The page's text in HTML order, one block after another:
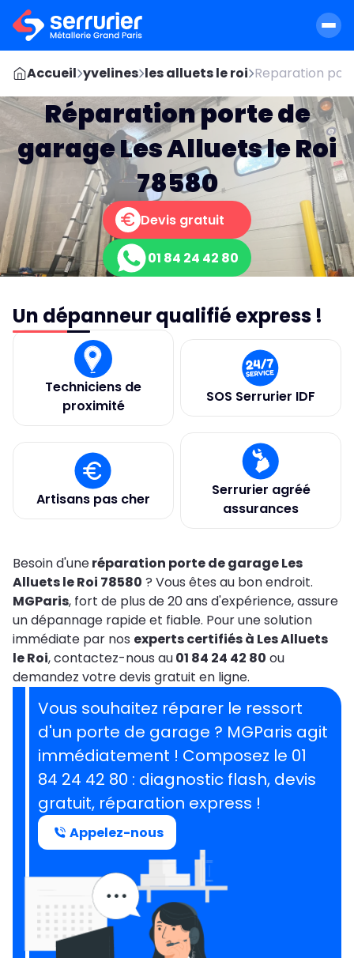
Accueil yvelines les alluets le roi Reparation
Réparation porte de
garage Les Alluets le Roi
78580
Devis gratuit
01 84 24 42 80
Un dépanneur qualifié express !
Techniciens de
proximité
SOS Serrurier IDF
Artisans pas cher
Serrurier agréé
assurances
Besoin d'uneréparation porte de garage Les
Alluets le Roi 78580 ? Vous êtes au bon endroit.
MGParis, fort de plus de 20 ans d'expérience, assure
un dépannage rapide et fiable. Pour une solution
immédiate par nos experts certifiés à Les Alluets
le Roi, contactez-nous au01 84 24 42 80 ou
demandez votre devis gratuit en ligne.
Vous souhaitez réparer le ressort
d'un porte de garage ? MGParis agit
immédiatement ! Composez le 01
84 24 42 80 : diagnostic flash, devis
gratuit, réparation express !
Appelez-nous